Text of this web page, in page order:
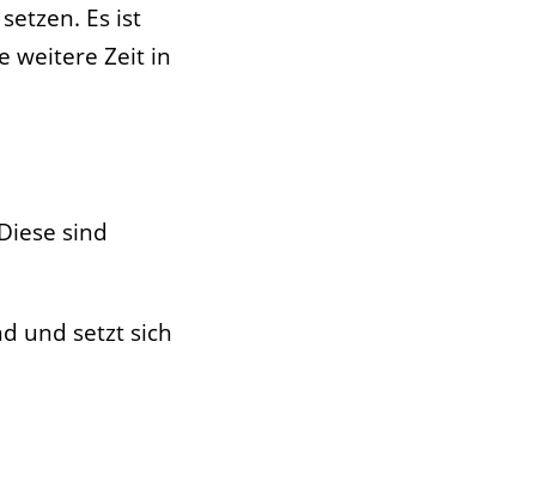
Es ist
weitere Zeit in
sind
und setzt sich